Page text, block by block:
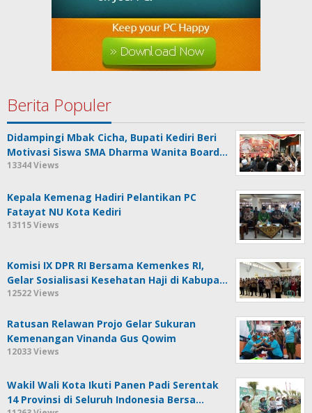
Berita Populer
Didampingi Mbak Cicha, Bupati Kediri Beri
Motivasi Siswa SMA Dharma Wanita Board…
13344 Views
Kepala Kemenag Hadiri Pelantikan PC
Fatayat NU Kota Kediri
13115 Views
Komisi IX DPR RI Bersama Kemenkes RI,
Gelar Sosialisasi Kesehatan Haji di Kabupa…
12522 Views
Ratusan Relawan Projo Gelar Sukuran
Kemenangan Vinanda Gus Qowim
12033 Views
Wakil Wali Kota Ikuti Panen Padi Serentak
14 Provinsi di Seluruh Indonesia Bersa…